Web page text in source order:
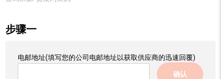
步骤一
电邮地址(填写您的公司电邮地址以获取供应商的迅速回覆)
确认